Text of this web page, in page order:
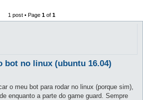
1 post • Page 1of 1
bot no linux (ubuntu 16.04)
o meu bot para rodar no linux (porque sim),
enquanto a parte do game guard. Sempre